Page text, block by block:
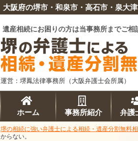
大阪府の堺市・和泉市・高石市・泉大
遺産相続にお困りの方は当事務所までご相
運営：堺鳳法律事務所（大阪弁護士会所属）
ホーム 事務所紹介 弁護
堺の相続に強い弁護士による相続・遺産分割無料
からない。